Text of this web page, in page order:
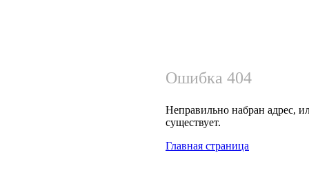
Ошибка 404
Неправильно набран адрес,
существует.
Главная страница